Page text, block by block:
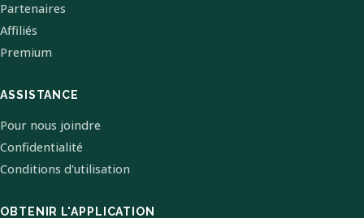
Partenaires
Affiliés
Premium
ASSISTANCE
Pour nous joindre
Confidentialité
Conditions d'utilisation
OBTENIR L'APPLICATION